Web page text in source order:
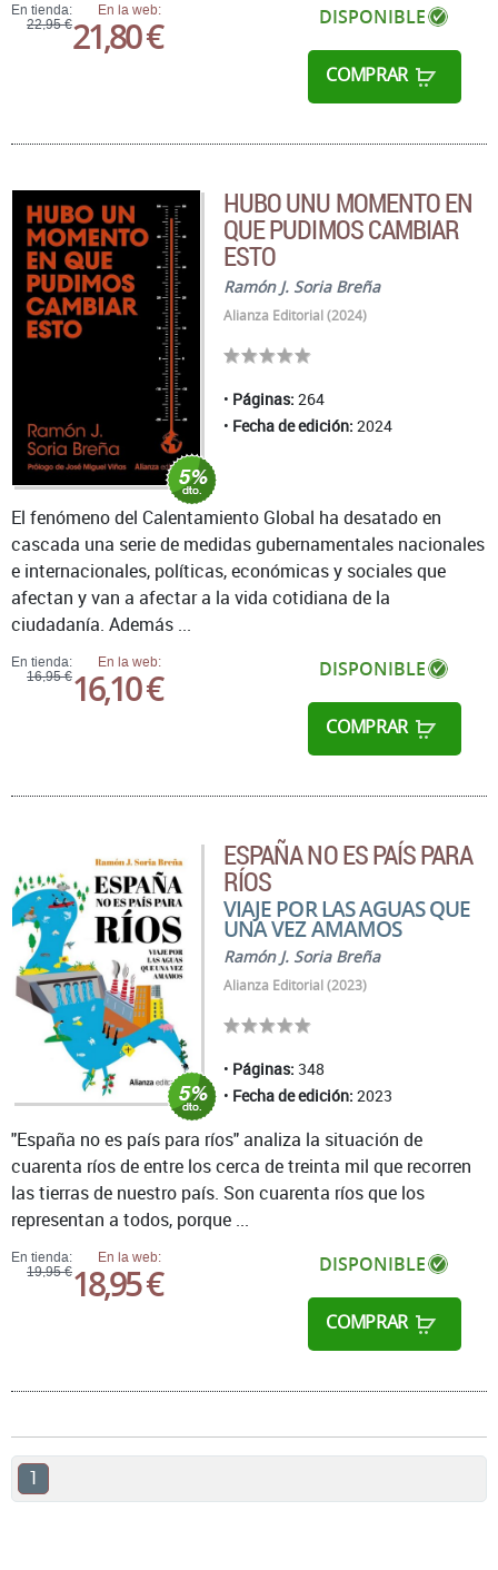
En tienda:
22,95 €
En la web:
21,80 € DISPONIBLE
COMPRAR
HUBO UNU MOMENTO EN
QUE PUDIMOS CAMBIAR
ESTO
Ramón J. Soria Breña
Alianza Editorial (2024)
Páginas: 264
Fecha de edición: 2024
En tienda:
16,95 €
En la web:
16,10 € DISPONIBLE
COMPRAR
El fenómeno del Calentamiento Global ha desatado en
cascada una serie de medidas gubernamentales nacionales
e internacionales, políticas, económicas y sociales que
afectan y van a afectar a la vida cotidiana de la
ciudadanía. Además ...
ESPAÑA NO ES PAÍS PARA
RÍOS
VIAJE POR LAS AGUAS QUE
UNA VEZ AMAMOS
Ramón J. Soria Breña
Alianza Editorial (2023)
Páginas: 348
Fecha de edición: 2023
En tienda:
19,95 €
En la web:
18,95 € DISPONIBLE
COMPRAR
"España no es país para ríos" analiza la situación de
cuarenta ríos de entre los cerca de treinta mil que recorren
las tierras de nuestro país. Son cuarenta ríos que los
representan a todos, porque ...
1